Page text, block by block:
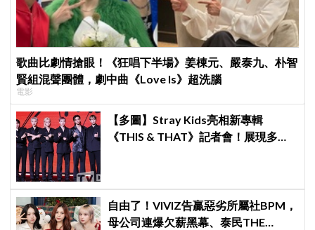
歌曲比劇情搶眼！《狂唱下半場》姜棟元、嚴泰九、朴智
賢組混聲團體，劇中曲《Love Is》超洗腦
電影
【多圖】Stray Kids亮相新專輯
《THIS & THAT》記者會！展現多才
自由了！VIVIZ告贏惡劣所屬社BPM，
母公司連爆欠薪黑幕、泰民THE